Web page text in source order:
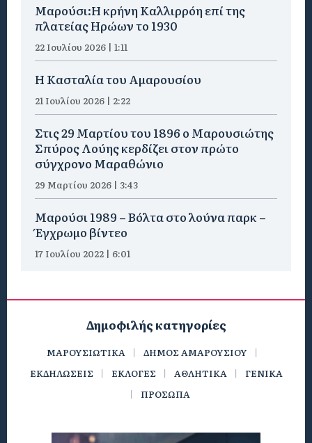
Μαρούσι:Η κρήνη Καλλιρρόη επί της
πλατείας Ηρώων το 1930
22 Ιουλίου 2026 | 1:11
Η Κασταλία του Αμαρουσίου
21 Ιουλίου 2026 | 2:22
Στις 29 Μαρτίου του 1896 ο Μαρουσιώτης
Σπύρος Λούης κερδίζει στον πρώτο
σύγχρονο Μαραθώνιο
29 Μαρτίου 2026 | 3:43
Μαρούσι 1989 – Βόλτα στο λούνα παρκ –
Έγχρωμο βίντεο
17 Ιουλίου 2022 | 6:01
Δημοφιλής κατηγορίες
ΜΑΡΟΥΣΙΩΤΙΚΑ
ΔΗΜΟΣ ΑΜΑΡΟΥΣΙΟΥ
ΕΚΔΗΛΩΣΕΙΣ
ΕΚΛΟΓΕΣ ΑΘΛΗΤΙΚΑ
ΓΕΝΙΚΑ
ΠΡΟΣΩΠΑ